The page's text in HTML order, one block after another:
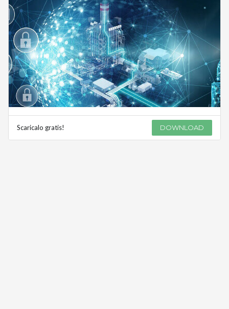
Scaricalo gratis! DOWNLOAD